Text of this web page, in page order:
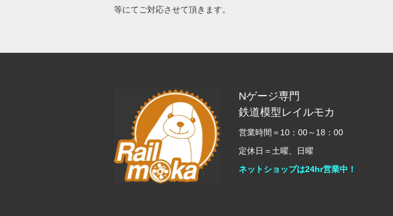
等にてご対応させて頂きます。
Nゲージ専門
鉄道模型レイルモカ
営業時間＝10：00～18：00
定休日＝土曜、日曜
ネットショップは24hr営業中！